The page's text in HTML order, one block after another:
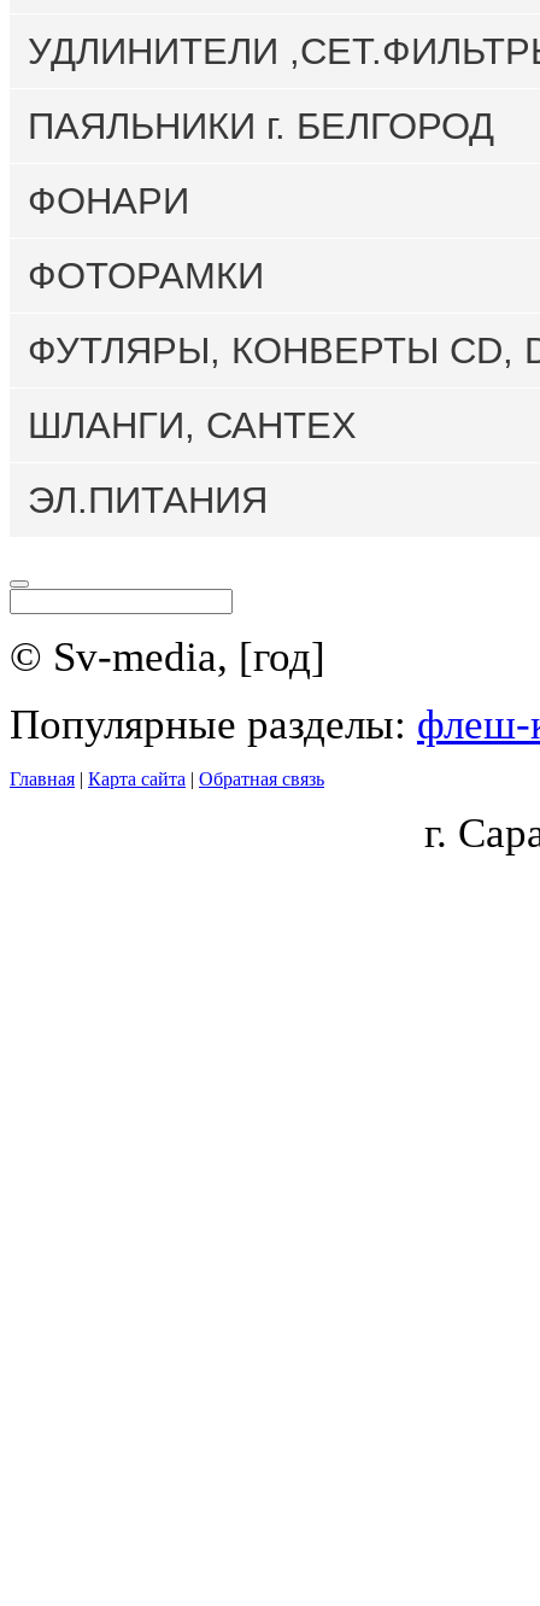
УДЛИНИТЕЛИ
ПАЯЛЬНИКИ г. БЕЛГОРОД
ФОНАРИ
ФОТОРАМКИ
ФУТЛЯРЫ, КОНВЕРТЫ CD,
ШЛАНГИ, САНТЕХ
ЭЛ.ПИТАНИЯ
© Sv-media, [год]
Популярные разделы: флеш-
Главная | Карта сайта | Обратная связь
г.